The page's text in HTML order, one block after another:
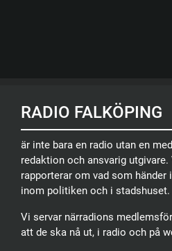
RADIO FALKÖPING
är inte bara en radio utan en
redaktion och ansvarig
rapporterar om vad som
inom politiken och i stadshuset.
Vi servar närradions
att de ska nå ut, i radio och på